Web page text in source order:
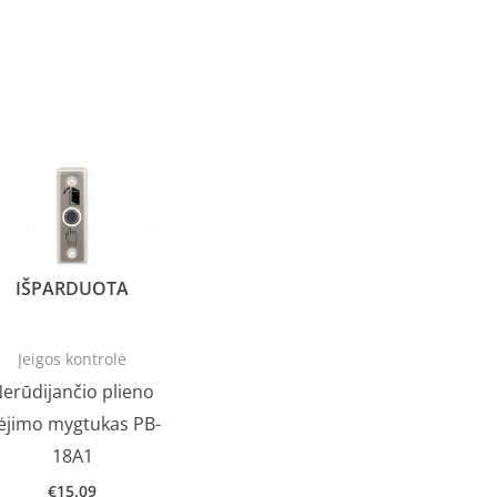
IŠPARDUOTA
Įeigos kontrolė
plieno
mygtukas PB-
18A1
€15.09